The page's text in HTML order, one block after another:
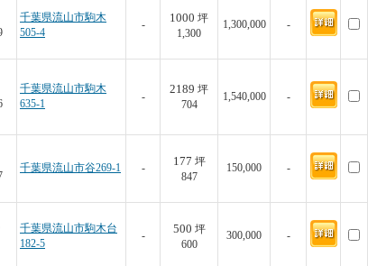
千葉県流山市駒木
505-4
-
1000 坪
1,300
1,300,000 -
千葉県流山市駒木
635-1
-
2189 坪
704
1,540,000 -
千葉県流山市谷269-1 -
177 坪
847
150,000 -
千葉県流山市駒木台
182-5
-
500 坪
600
300,000 -